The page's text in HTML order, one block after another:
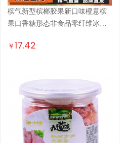
槟气新型槟榔胶果新口味橙意槟
果口香糖形态非食品零纤维冰榔
￥17.42